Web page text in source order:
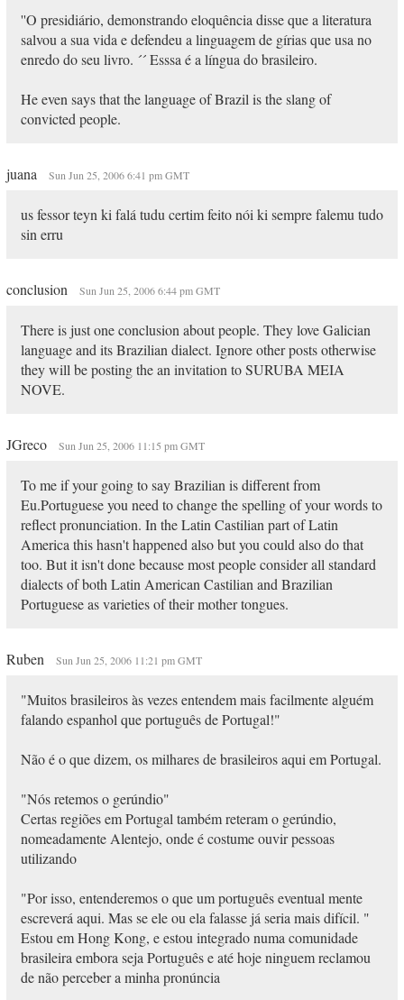
''O presidiário, demonstrando eloquência disse que a literatura
salvou a sua vida e defendeu a linguagem de gírias que usa no
enredo do seu livro. ´´ Esssa é a língua do brasileiro.
He even says that the language of Brazil is the slang of
convicted people.
juana Sun Jun 25, 2006 6:41 pm GMT
us fessor teyn ki falá tudu certim feito nói ki sempre falemu tudo
sin erru
conclusion Sun Jun 25, 2006 6:44 pm GMT
There is just one conclusion about people. They love Galician
language and its Brazilian dialect. Ignore other posts otherwise
they will be posting the an invitation to SURUBA MEIA
NOVE.
JGreco Sun Jun 25, 2006 11:15 pm GMT
To me if your going to say Brazilian is different from
Eu.Portuguese you need to change the spelling of your words to
reflect pronunciation. In the Latin Castilian part of Latin
America this hasn't happened also but you could also do that
too. But it isn't done because most people consider all standard
dialects of both Latin American Castilian and Brazilian
Portuguese as varieties of their mother tongues.
Ruben Sun Jun 25, 2006 11:21 pm GMT
"Muitos brasileiros às vezes entendem mais facilmente alguém
falando espanhol que português de Portugal!"
Não é o que dizem, os milhares de brasileiros aqui em Portugal.
"Nós retemos o gerúndio"
Certas regiões em Portugal também reteram o gerúndio,
nomeadamente Alentejo, onde é costume ouvir pessoas
utilizando
"Por isso, entenderemos o que um português eventual mente
escreverá aqui. Mas se ele ou ela falasse já seria mais difícil. "
Estou em Hong Kong, e estou integrado numa comunidade
brasileira embora seja Português e até hoje ninguem reclamou
de não perceber a minha pronúncia